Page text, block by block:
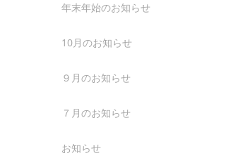
年末年始のお知らせ
10月のお知らせ
９月のお知らせ
７月のお知らせ
お知らせ